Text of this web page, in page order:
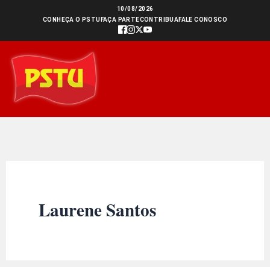
conteúdo
10/08/2026
CONHEÇA O PSTU FAÇA PARTECONTRIBUAFALE CONOSCO
Laurene Santos